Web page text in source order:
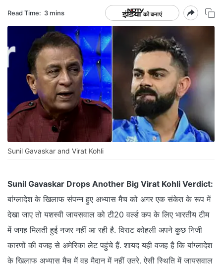
Read Time: 3 mins
Sunil Gavaskar and Virat Kohli
Sunil Gavaskar Drops Another Big Virat Kohli Verdict:
बांग्लादेश के खिलाफ संपन्न हुए अभ्यास मैच को अगर एक संकेत के रूप में
देखा जाए तो यशस्वी जायसवाल को टी20 वर्ल्ड कप के लिए भारतीय टीम
में जगह मिलती हुई नजर नहीं आ रही है. विराट कोहली अपने कुछ निजी
कारणों की वजह से अमेरिका लेट पहुंचे हैं. शायद यही वजह है कि बांग्लादेश
के खिलाफ अभ्यास मैच में वह मैदान में नहीं उतरे. ऐसी स्थिति में जायसवाल